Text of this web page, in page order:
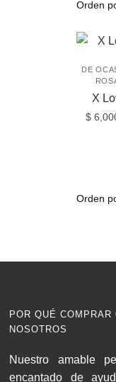
DE
X
$
POR QUÉ COMPRAR
NOSOTROS
Nuestro amable
encantado de